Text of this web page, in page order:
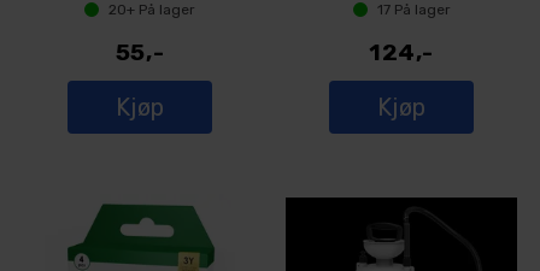
20+ På lager
55,-
Kjøp
17På lager
124,-
Kjøp